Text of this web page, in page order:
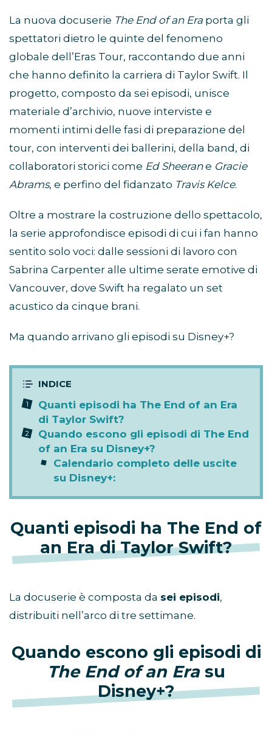
La nuova docuserie The End of an Era porta gli
spettatori dietro le quinte del fenomeno
globale dell’Eras Tour, raccontando due anni
che hanno definito la carriera di Taylor Swift. Il
progetto, composto da sei episodi, unisce
materiale d’archivio, nuove interviste e
momenti intimi delle fasi di preparazione del
tour, con interventi dei ballerini, della band, di
collaboratori storici come Ed Sheerane Gracie
Abrams, e perfino del fidanzato Travis Kelce.
Oltre a mostrare la costruzione dello spettacolo,
la serie approfondisce episodi di cui i fan hanno
sentito solo voci: dalle sessioni di lavoro con
Sabrina Carpenter alle ultime serate emotive di
Vancouver, dove Swift ha regalato un set
acustico da cinque brani.
Ma quando arrivano gli episodi su Disney+?
Quanti episodi ha The End of an Era
di Taylor Swift?
Quando escono gli episodi di The End
of an Era su Disney+?
Calendario completo delle uscite
su Disney+:
Quanti episodi ha The End of
an Era di Taylor Swift?
La docuserie è composta da sei episodi,
distribuiti nell’arco di tre settimane.
Quando escono gli episodi di
The End of an Erasu
Disney+?